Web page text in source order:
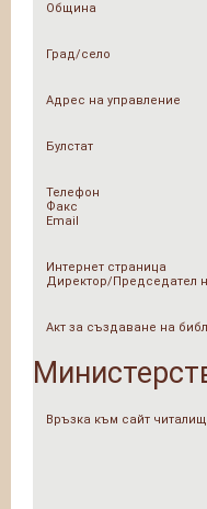
Община
Град/село
Адрес на управление
Булстат
Телефон
Факс
Email
Интернет страница
Директор/Председател
Акт за създаване на
Връзка към сайт